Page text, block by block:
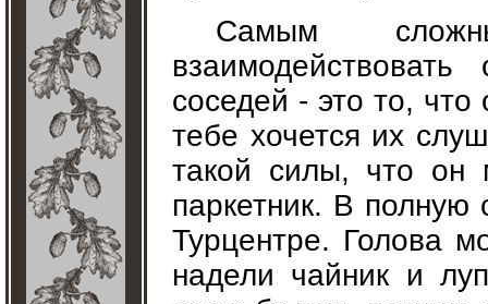
Самым
соседей - это то, что
тебе хочется их
такой силы, что он
паркетник. В полную
Турцентре. Голова
надели чайник и